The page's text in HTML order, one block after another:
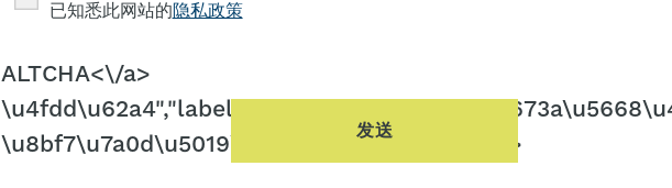
已知悉此网站的隐私政策
CAPTCHA
ALTCHA<\/a>
\u8bf7\u7a0d\u5019\u3002"}" hidefooter="1">
发送